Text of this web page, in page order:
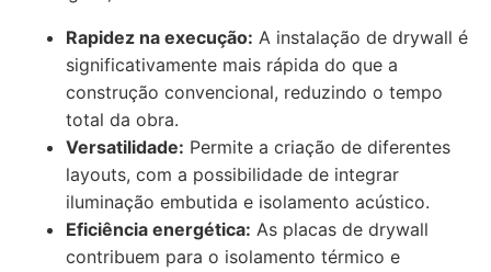
Rapidez na execução: A instalação de drywall é
significativamente mais rápida do que a
construção convencional, reduzindo o tempo
total da obra.
Versatilidade: Permite a criação de diferentes
layouts, com a possibilidade de integrar
iluminação embutida e isolamento acústico.
Eficiência energética: As placas de drywall
contribuem para o isolamento térmico e